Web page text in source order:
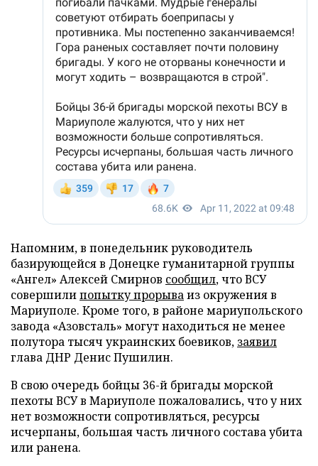
Напомним, в понедельник руководитель
базирующейся в Донецке гуманитарной группы
«Ангел» Алексей Смирнов сообщил, что ВСУ
совершилипопытку прорываиз окружения в
Мариуполе. Кроме того, в районе мариупольского
завода «Азовсталь» могут находиться не менее
полутора тысяч украинских боевиков, заявил
глава ДНР Денис Пушилин.
В свою очередь бойцы 36-й бригады морской
пехоты ВСУ в Мариуполе пожаловались, что у них
нет возможности сопротивляться, ресурсы
исчерпаны, большая часть личного состава убита
или ранена.